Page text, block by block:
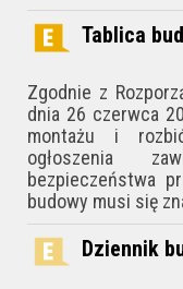
Tablica
Zgodnie z
dnia 26 czerwca
montażu i
ogłoszenia
bezpieczeństwa
budowy musi się
Dziennik